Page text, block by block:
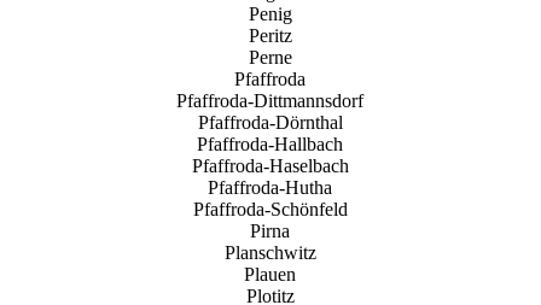
Penig
Peritz
Perne
Pfaffroda
Pfaffroda-Dittmannsdorf
Pfaffroda-Dörnthal
Pfaffroda-Hallbach
Pfaffroda-Haselbach
Pfaffroda-Hutha
Pfaffroda-Schönfeld
Pirna
Planschwitz
Plauen
Plotitz